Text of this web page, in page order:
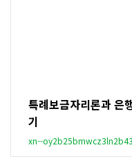
특례보금자리론과 은
기
xn--